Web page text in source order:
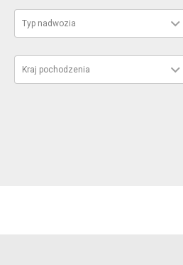
Typ nadwozia
Kraj pochodzenia